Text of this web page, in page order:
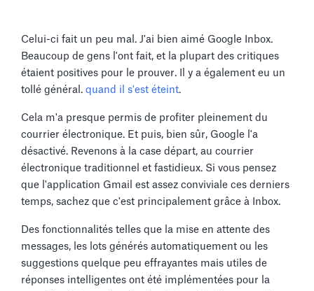
Celui-ci fait un peu mal. J'ai bien aimé Google Inbox.
Beaucoup de gens l'ont fait, et la plupart des critiques
étaient positives pour le prouver. Il y a également eu un
tollé général. quand il s'est éteint.
Cela m'a presque permis de profiter pleinement du
courrier électronique. Et puis, bien sûr, Google l'a
désactivé. Revenons à la case départ, au courrier
électronique traditionnel et fastidieux. Si vous pensez
que l'application Gmail est assez conviviale ces derniers
temps, sachez que c'est principalement grâce à Inbox.
Des fonctionnalités telles que la mise en attente des
messages, les lots générés automatiquement ou les
suggestions quelque peu effrayantes mais utiles de
réponses intelligentes ont été implémentées pour la